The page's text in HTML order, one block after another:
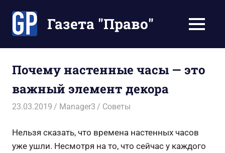
содержимомуГазета "Право"
Ваше
время
МЕНЮ
Почему настенные часы — это
важный элемент декора
23.03.2019 Manager3 Советы
Нельзя сказать, что времена настенных часов
уже ушли. Несмотря на то, что сейчас у каждого